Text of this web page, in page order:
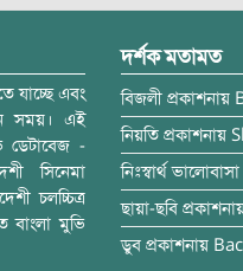
যাচ্ছে এবং
সময়। এই
ডেটাবেজ -
সিনেমা
চলচ্চিত্র
বাংলা মুভি
দর্শক মতামত
বিজলী প্রকাশনায়
নিয়তি প্রকাশনায়
নিঃস্বার্থ ভালোবাসা
ছায়া-ছবি
ডুব প্রকাশনায়